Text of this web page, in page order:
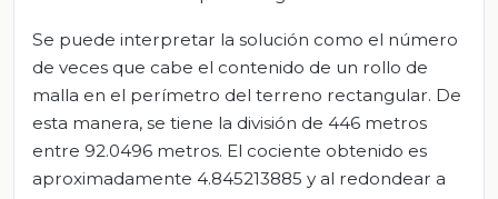
Se puede interpretar la solución como el número
de veces que cabe el contenido de un rollo de
malla en el perímetro del terreno rectangular. De
esta manera, se tiene la división de 446 metros
entre 92.0496 metros. El cociente obtenido es
aproximadamente 4.845213885 y al redondear a